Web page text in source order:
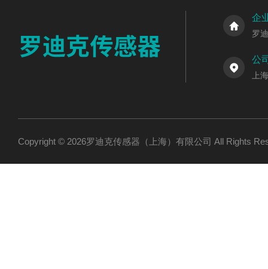
企
罗
公
上
Copyright © 2026罗迪克传感器（上海）有限公司 All Rights